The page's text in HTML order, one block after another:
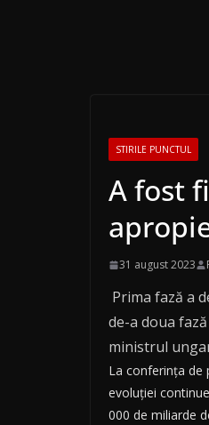
STIRILE PUNCTUL
A fost
31 august 2023
Prima fază a
de-a doua
ministrul
La conferinţa de
evoluţiei
000 de miliarde